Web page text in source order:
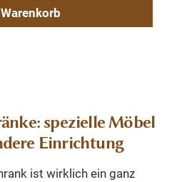
spezielle Möbel
Einrichtung
ist wirklich ein ganz